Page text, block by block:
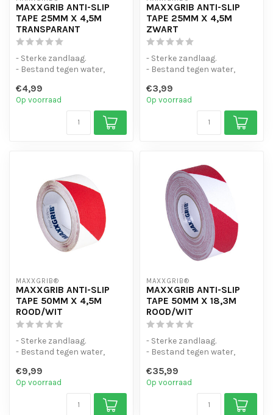
MAXXGRIB ANTI-SLIP
TAPE 25MM X 4,5M
TRANSPARANT
- Sterke zandlaag.
- Bestand tegen water,
- Is eenvo...
€4,99
Op voorraad
MAXXGRIB ANTI-SLIP
TAPE 25MM X 4,5M
ZWART
- Sterke zandlaag.
- Bestand tegen water,
- Is eenvo...
€3,99
Op voorraad
MAXXGRIB®
MAXXGRIB ANTI-SLIP
TAPE 50MM X 4,5M
ROOD/WIT
- Sterke zandlaag.
- Bestand tegen water,
- Is eenvo...
€9,99
Op voorraad
MAXXGRIB®
MAXXGRIB ANTI-SLIP
TAPE 50MM X 18,3M
ROOD/WIT
- Sterke zandlaag.
- Bestand tegen water,
- Is eenvo...
€35,99
Op voorraad